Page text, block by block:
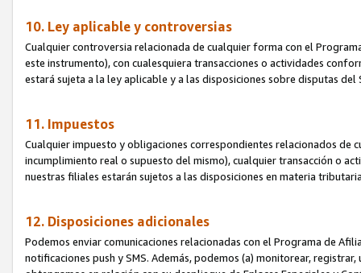
10. Ley aplicable y controversias
Cualquier controversia relacionada de cualquier forma con el
este instrumento), con cualesquiera transacciones o actividades
estará sujeta a la ley aplicable y a las disposiciones sobre disputas
11. Impuestos
Cualquier impuesto y obligaciones correspondientes relacionados de
incumplimiento real o supuesto del mismo), cualquier transacción o
nuestras filiales estarán sujetos a las disposiciones en materia
12. Disposiciones adicionales
Podemos enviar comunicaciones relacionadas con el Programa de
notificaciones push y SMS. Además, podemos (a) monitorear,